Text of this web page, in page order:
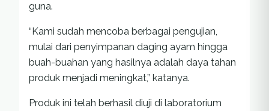
guna.
“Kami sudah mencoba berbagai pengujian,
mulai dari penyimpanan daging ayam hingga
buah-buahan yang hasilnya adalah daya tahan
produk menjadi meningkat,” katanya.
Produk ini telah berhasil diuji di laboratorium